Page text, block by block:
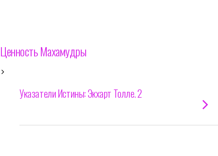
Ценность Махамудры
Указатели Истины: Экхарт Толле. 2